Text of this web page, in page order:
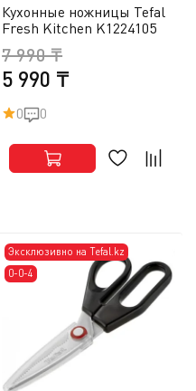
Кухонные ножницы Tefal
Fresh Kitchen K1224105
5 990 ₸
7 990 ₸
0 0
Эксклюзивно на Tefal.kz
0-0-4